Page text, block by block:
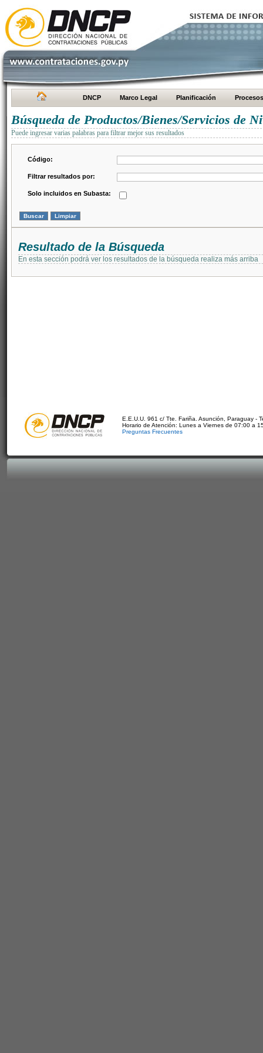
DNCP Marco Legal Planificación Procesos
Búsqueda de Productos/Bienes/Servicios de
Puede ingresar varias palabras para filtrar mejor sus resultados
Código:
Filtrar resultados por:
Solo incluidos en Subasta:
Resultado de la Búsqueda
En esta sección podrá ver los resultados de la búsqueda realiza más arriba
E.E.U.U. 961 c/ Tte. Fariña. Asunción, Paraguay -
Horario de Atención: Lunes a Viernes de 07:00 a
Preguntas Frecuentes